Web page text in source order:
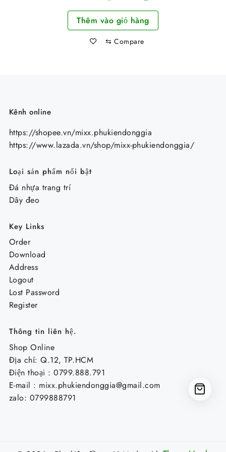
Chế Độgốc
là:
104.000 ₫.
hiện
tại
là:
Thêm vào giỏ hàng
⇆ Compare
Kênh online
https://shopee.vn/mixx.phukiendonggia
https://www.lazada.vn/shop/mixx-phukiendonggia/
Loại sản phẩm nổi bật
Đá nhựa trang trí
Dây đeo
Key Links
Order
Download
Address
Logout
Lost Password
Register
Thông tin liên hệ.
Shop Online
Địa chỉ: Q.12, TP.HCM
Điện thoại : 0799.888.791
E-mail : mixx.phukiendonggia@gmail.com
zalo: 0799888791